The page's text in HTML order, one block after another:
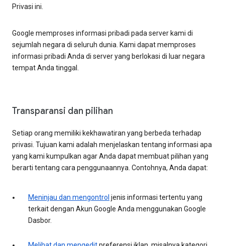
Privasi ini.
Google memproses informasi pribadi pada server kami di
sejumlah negara di seluruh dunia. Kami dapat memproses
informasi pribadi Anda di server yang berlokasi di luar negara
tempat Anda tinggal.
Transparansi dan pilihan
Setiap orang memiliki kekhawatiran yang berbeda terhadap
privasi. Tujuan kami adalah menjelaskan tentang informasi apa
yang kami kumpulkan agar Anda dapat membuat pilihan yang
berarti tentang cara penggunaannya. Contohnya, Anda dapat:
Meninjau dan mengontrol jenis informasi tertentu yang
terkait dengan Akun Google Anda menggunakan Google
Dasbor.